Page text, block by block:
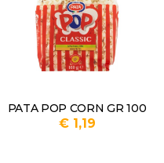
PATA POP CORN GR 100
€ 1,19